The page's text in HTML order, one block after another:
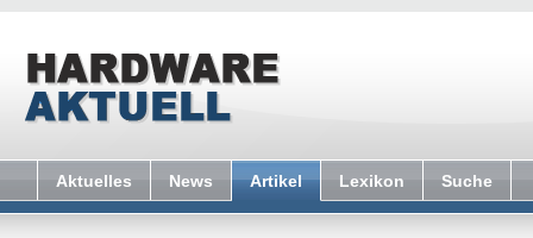
Aktuelles News Artikel Lexikon Suche